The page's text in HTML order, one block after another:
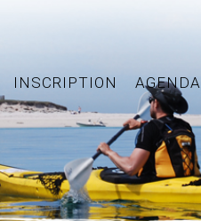
INSCRIPTION AGENDA